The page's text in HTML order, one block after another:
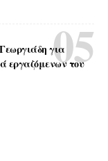
για
εργαζόμενων του